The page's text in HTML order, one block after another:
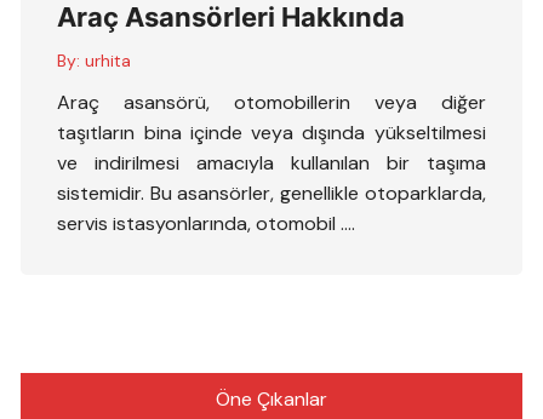
Araç Asansörleri Hakkında
By: urhita
Araç asansörü, otomobillerin veya diğer
taşıtların bina içinde veya dışında yükseltilmesi
ve indirilmesi amacıyla kullanılan bir taşıma
sistemidir. Bu asansörler, genellikle otoparklarda,
servis istasyonlarında, otomobil ….
Öne Çıkanlar